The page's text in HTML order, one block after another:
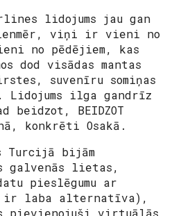
lidojums jau gan
viņi ir vieni no
no pēdējiem, kas
dod visādas mantas
suvenīru somiņas
ilga gandrīz
beidzot, BEIDZOT
konkrēti Osakā.
Turcijā bijām
galvenās lietas,
pieslēgumu ar
ir laba alternatīva),
pievienojuši virtuālās